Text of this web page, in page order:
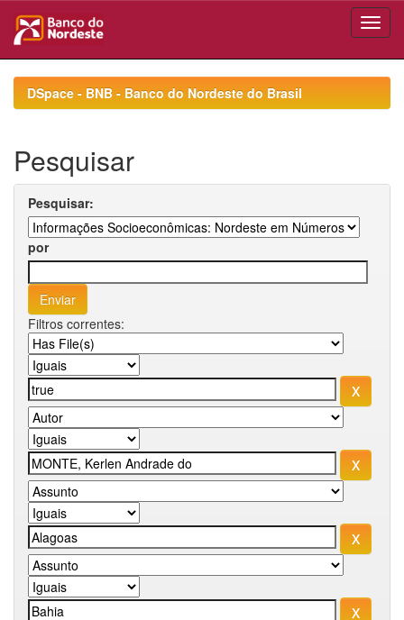
navigationDSpace - BNB - Banco do Nordeste do Brasil
Pesquisar
Pesquisar:
por
Filtros correntes: